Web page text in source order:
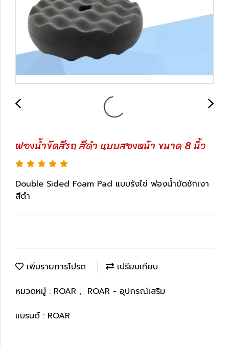
ฟองน้ำขัดสีรถ สีดำ แบบสองหน้า ขนาด 8 นิ้ว
Double Sided Foam Pad แบบรังไข่ ฟองน้ำขัดชักเงา
สีดำ
เพิ่มรายการโปรด
เปรียบเทียบ
หมวดหมู่ : ROAR , ROAR - อุปกรณ์เสริม
แบรนด์ : ROAR